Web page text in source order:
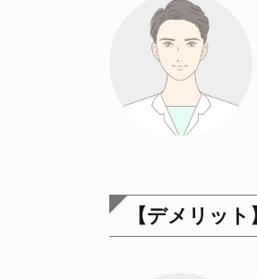
【デメリッ